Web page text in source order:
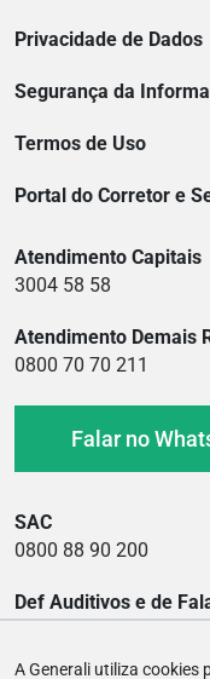
Privacidade de Dados
Segurança da
Termos de Uso
Portal do Corretor e
Atendimento Capitais
3004 58 58
Atendimento Demais
0800 70 70 211
Falar no
SAC
0800 88 90 200
Def Auditivos e de
A Generali utiliza cookies